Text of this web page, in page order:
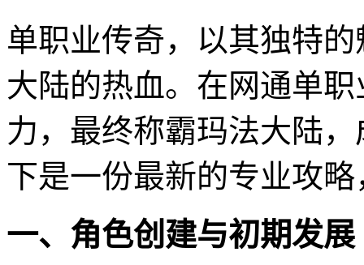
单职业传奇，以其独特
大陆的热血。在网通单
力，最终称霸玛法大陆
下是一份最新的专业攻
一、角色创建与初期发展